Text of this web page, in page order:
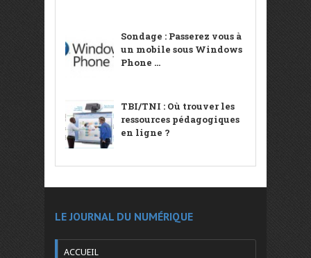
Sondage : Passerez vous à
un mobile sous Windows
Phone ...
TBI/TNI : Où trouver les
ressources pédagogiques
en ligne ?
LE JOURNAL DU NUMÉRIQUE
ACCUEIL